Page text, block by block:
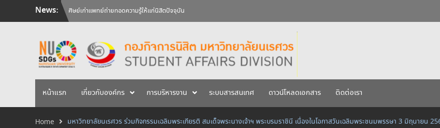
News:
วันคล้ายวันสถาปนามหาวิทยาลัยนเรศวร ครบรอบ 36 ปี 29 กรกฎาคม 2569
สัมภาษณ์นิสิตเพื่อพิจารณาเข้ารับทุนการศึกษามหาวิทยาลัยนเรศวร ประจำปีการศึกษา 256
หน้าแรก เกี่ยวกับองค์กร การบริหารงาน ระบบสารสนเทศ ดาวน์โหลดเอกสาร ติดต่อเรา
Home มหาวิทยาลัยนเรศวร ร่วมกิจกรรมเฉลิมพระเกียรติ สมเด็จพระนางเจ้าฯ พระบรมราชินี เนื่องในโอกาสวันเฉลิมพระชนมพรรษา 3 มิถุนายน